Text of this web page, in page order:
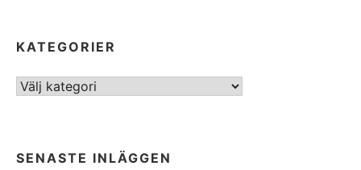
KATEGORIER
Kategorier
SENASTE INLÄGGEN